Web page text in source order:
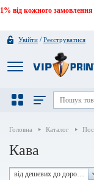
1% від кожного
Увійти /Реєструватися
Головна Каталог
Кава
від дешевих до дорогих